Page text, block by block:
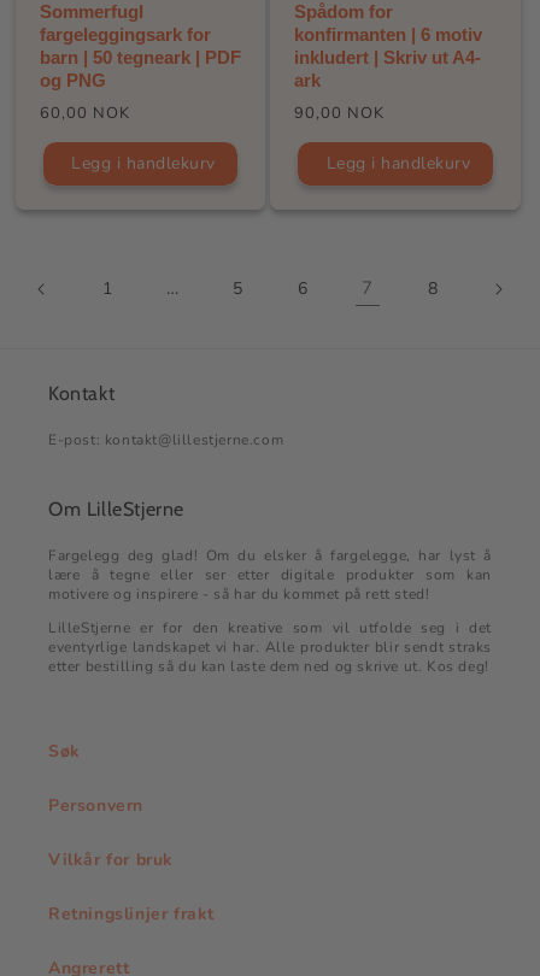
Sommerfugl
fargeleggingsark for
barn | 50 tegneark | PDF
og PNG
Vanlig
pris
60,00 NOK
Legg i handlekurv
Spådom for
konfirmanten | 6 motiv
inkludert | Skriv ut A4-
ark
Vanlig
pris
90,00 NOK
Legg i handlekurv
1 … 5 6 7 8
Kontakt
E-post: kontakt@lillestjerne.com
Om LilleStjerne
Fargelegg deg glad! Om du elsker å fargelegge, har lyst å
lære å tegne eller ser etter digitale produkter som kan
motivere og inspirere - så har du kommet på rett sted!
LilleStjerne er for den kreative som vil utfolde seg i det
eventyrlige landskapet vi har. Alle produkter blir sendt straks
etter bestilling så du kan laste dem ned og skrive ut. Kos deg!
Søk
Personvern
Vilkår for bruk
Retningslinjer frakt
Angrerett